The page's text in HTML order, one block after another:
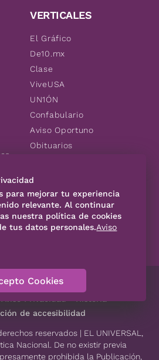
VERTICALES
El Gráfico
De10.mx
Clase
ViveUSA
UN1ÓN
Confabulario
Aviso Oportuno
Obituarios
Consultas
SÍGUENOS
Código de Ética
de accesibilidad
reservados | EL UNIVERSAL,
Nacional. De no existir previa
prohibida la Publicación,
para mejorar tu experiencia
relevante. Al continuar
nuestra política de cookies
tus datos personales.Aviso
Cookies